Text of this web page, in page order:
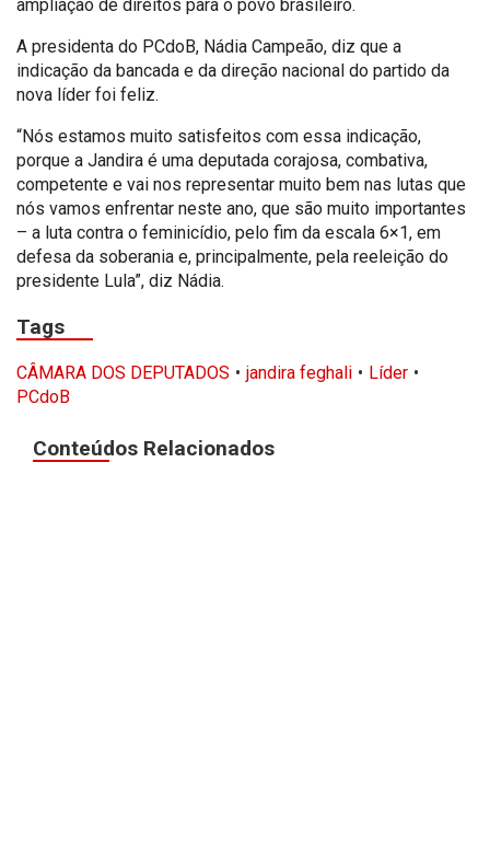
ampliação de direitos para o povo brasileiro.
A presidenta do PCdoB, Nádia Campeão, diz que a
indicação da bancada e da direção nacional do partido da
nova líder foi feliz.
“Nós estamos muito satisfeitos com essa indicação,
porque a Jandira é uma deputada corajosa, combativa,
competente e vai nos representar muito bem nas lutas que
nós vamos enfrentar neste ano, que são muito importantes
– a luta contra o feminicídio, pelo fim da escala 6×1, em
defesa da soberania e, principalmente, pela reeleição do
presidente Lula”, diz Nádia.
Tags
CÂMARA DOS DEPUTADOS jandira feghali
Líder
PCdoB
Conteúdos Relacionados